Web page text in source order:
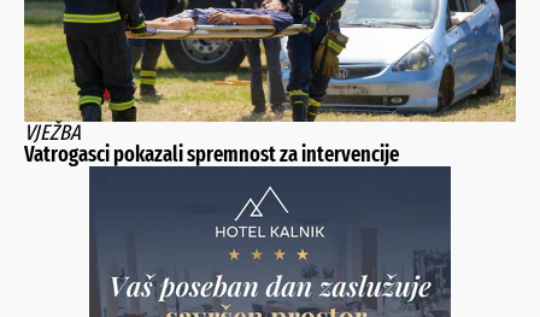
VJEŽBA
Vatrogasci pokazali spremnost za intervencije